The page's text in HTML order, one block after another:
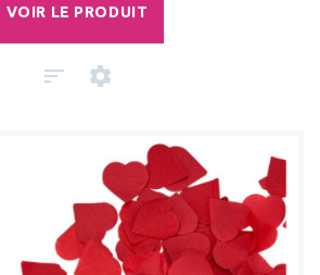
VOIR LE PRODUIT